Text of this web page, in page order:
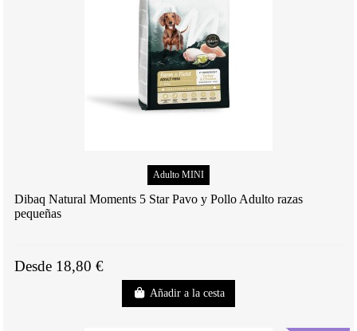
Adulto MINI
Dibaq Natural Moments 5 Star Pavo y Pollo Adulto razas
pequeñas
Desde 18,80 €
Añadir a la cesta